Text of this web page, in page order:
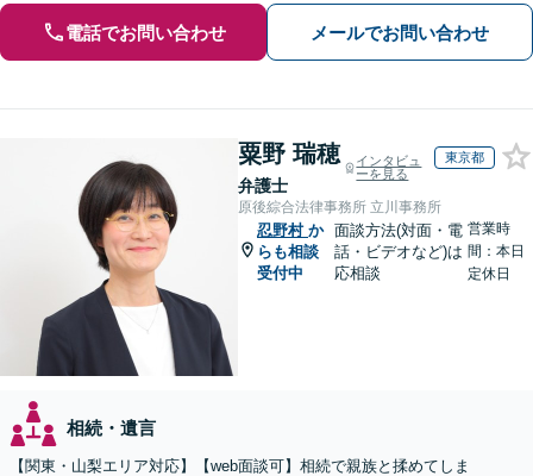
電話でお問い合わせ メールでお問い合わせ
粟野 瑞穂
弁護士
インタビュ
ーを見る
東京都
原後綜合法律事務所 立川事務所
忍野村 か
らも相談
受付中
面談方法(対面・電
話・ビデオなど)は
応相談
営業時
間：本日
定休日
相続・遺言
【関東・山梨エリア対応】【web面談可】相続で親族と揉めてしま